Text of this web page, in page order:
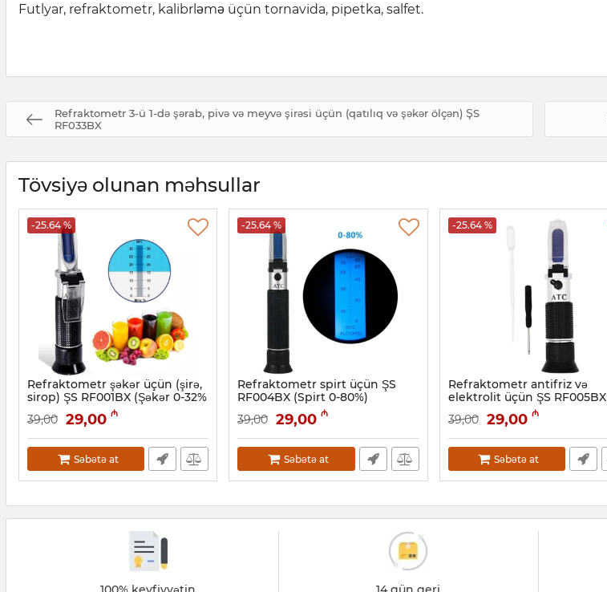
Futlyar, refraktometr, kalibrləmə üçün tornavida, pipetka, salfet.
Refraktometr 3-ü 1-də şərab, pivə və meyvə şirəsi üçün (qatılıq və şəkər ölçən) ŞS
RF033BX
Tövsiyə olunan məhsullar
-25.64 %
Refraktometr şəkər üçün (şirə,
sirop) ŞS RF001BX (Şəkər 0-32%
Artikul: 050001001
39,00 29,00 ₼
Səbətə at
-25.64 %
Refraktometr spirt üçün ŞS
RF004BX (Spirt 0-80%)
Artikul: 050001002
39,00 29,00 ₼
Səbətə at
-25.64 %
Refraktometr antifriz və
elektrolit üçün ŞS RF005BX
Artikul: 050001003
39,00 29,00 ₼
Səbətə at